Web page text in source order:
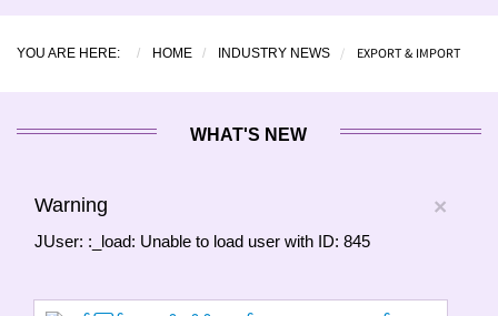
YOU ARE HERE: HOME INDUSTRY NEWS EXPORT & IMPORT
WHAT'S NEW
×
Warning
JUser: :_load: Unable to load user with ID: 845